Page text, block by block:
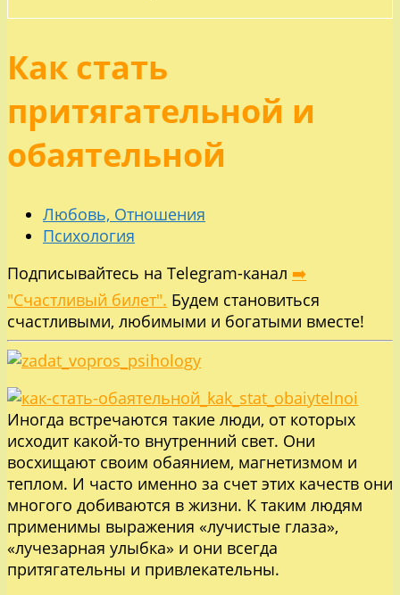
Как стать
притягательной и
обаятельной
Любовь, Отношения
Психология
Подписывайтесь на Telegram-канал ➡️
"Счастливый билет". Будем становиться
счастливыми, любимыми и богатыми вместе!
Иногда встречаются такие люди, от которых
исходит какой-то внутренний свет. Они
восхищают своим обаянием, магнетизмом и
теплом. И часто именно за счет этих качеств они
многого добиваются в жизни. К таким людям
применимы выражения «лучистые глаза»,
«лучезарная улыбка» и они всегда
притягательны и привлекательны.